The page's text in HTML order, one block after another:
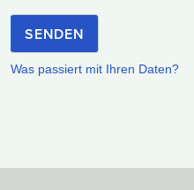
SENDEN
Was passiert mit Ihren Daten?